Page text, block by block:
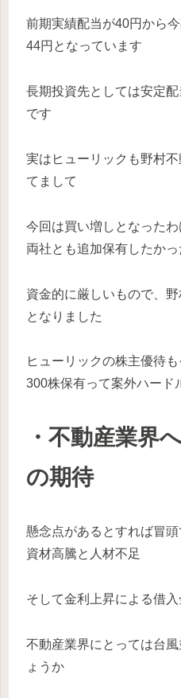
前期実績配当が40円から
44円となっています
長期投資先としては安定
です
実はヒューリックも野村
てまして
今回は買い増しとなった
両社とも追加保有したか
資金的に厳しいもので、
となりました
ヒューリックの株主優待
300株保有って案外ハード
・不動産業界
の期待
懸念点があるとすれば冒
資材高騰と人材不足
そして金利上昇による借
不動産業界にとっては台
ょうか